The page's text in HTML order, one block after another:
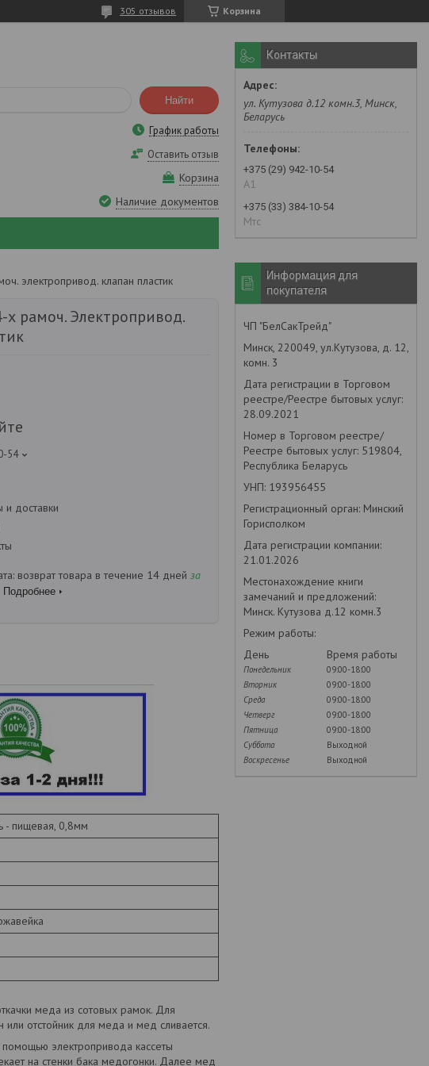
Корзина
305 отзывов
Найти
График работы
Оставить отзыв
Корзина
Наличие документов
электропривод. клапан пластик
х рамоч. Электропривод.
54
и доставки
возврат товара в течение 14 дней за
Подробнее
- пищевая, 0,8мм
меда из сотовых рамок. Для
отстойник для меда и мед сливается.
электропривода кассеты
на стенки бака медогонки. Далее мед
Контакты
ул. Кутузова д.12 комн.3, Минск,
Беларусь
+375 (29) 942-10-54
А1
+375 (33) 384-10-54
Мтс
Информация для
покупателя
ЧП "БелСакТрейд"
Минск, 220049, ул.Кутузова, д. 12,
комн. 3
Дата регистрации в Торговом
реестре/Реестре бытовых услуг:
28.09.2021
Номер в Торговом реестре/
Реестре бытовых услуг: 519804,
Республика Беларусь
УНП: 193956455
Регистрационный орган: Минский
Горисполком
Дата регистрации компании:
21.01.2026
Местонахождение книги
замечаний и предложений:
Минск. Кутузова д.12 комн.3
Режим работы:
День
Время работы
Понедельник
09:00-18:00
Вторник
09:00-18:00
Среда
09:00-18:00
Четверг
09:00-18:00
Пятница
09:00-18:00
Суббота
Выходной
Воскресенье
Выходной